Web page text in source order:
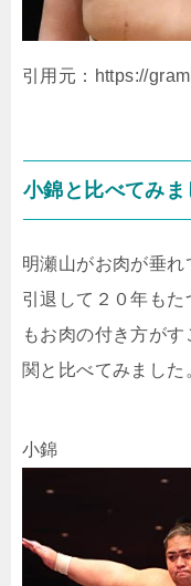
引用元：https://
小錦と比べてみま
明瀬山がお肉が垂れ
引退して２０年も
もお肉の付き方が
関と比べてみました
小錦